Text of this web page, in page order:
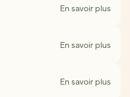
En savoir plus
En savoir plus
En savoir plus